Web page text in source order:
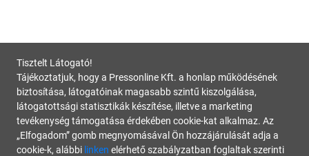
Tisztelt Látogató!
Tájékoztatjuk, hogy a Pressonline Kft. a honlap működésének
biztosítása, látogatóinak magasabb szintű kiszolgálása,
látogatottsági statisztikák készítése, illetve a marketing
tevékenység támogatása érdekében cookie-kat alkalmaz. Az
„Elfogadom” gomb megnyomásával Ön hozzájárulását adja a
cookie-k, alábbi linken elérhető szabályzatban foglaltak szerinti